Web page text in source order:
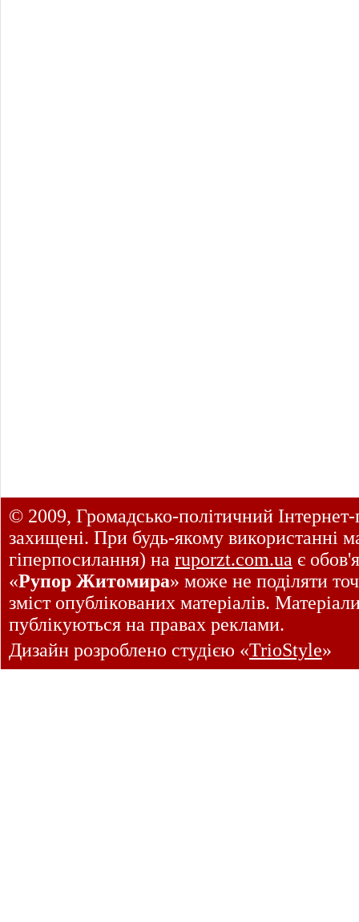
© 2009, Громадсько-політичний
захищені. При будь-якому використанні
гіперпосилання) на ruporzt.com.ua є
«Рупор Житомира» може не поділяти
зміст опублікованих матеріалів.
публікуються на правах реклами.
Дизайн розроблено студією «TrioStyle»